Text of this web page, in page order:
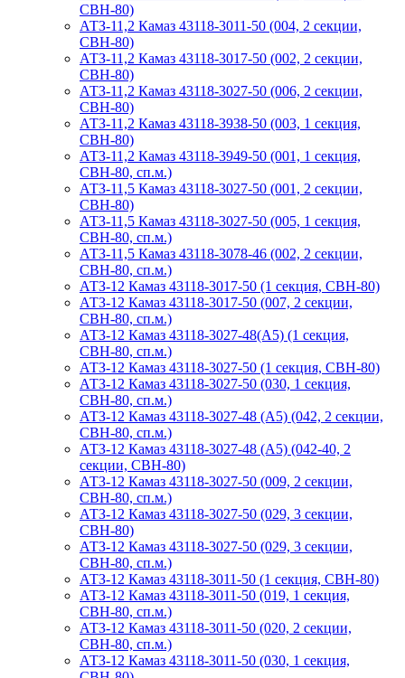
СВН-80)
АТЗ-11,2 Камаз 43118-3011-50 (004, 2 секции,
СВН-80)
АТЗ-11,2 Камаз 43118-3017-50 (002, 2 секции,
СВН-80)
АТЗ-11,2 Камаз 43118-3027-50 (006, 2 секции,
СВН-80)
АТЗ-11,2 Камаз 43118-3938-50 (003, 1 секция,
СВН-80)
АТЗ-11,2 Камаз 43118-3949-50 (001, 1 секция,
СВН-80, сп.м.)
АТЗ-11,5 Камаз 43118-3027-50 (001, 2 секции,
СВН-80)
АТЗ-11,5 Камаз 43118-3027-50 (005, 1 секция,
СВН-80, сп.м.)
АТЗ-11,5 Камаз 43118-3078-46 (002, 2 секции,
СВН-80, сп.м.)
АТЗ-12 Камаз 43118-3017-50 (1 секция, СВН-80)
АТЗ-12 Камаз 43118-3017-50 (007, 2 секции,
СВН-80, сп.м.)
АТЗ-12 Камаз 43118-3027-48(A5) (1 секция,
СВН-80, сп.м.)
АТЗ-12 Камаз 43118-3027-50 (1 секция, СВН-80)
АТЗ-12 Камаз 43118-3027-50 (030, 1 секция,
СВН-80, сп.м.)
АТЗ-12 Камаз 43118-3027-48 (А5) (042, 2 секции,
СВН-80, сп.м.)
АТЗ-12 Камаз 43118-3027-48 (А5) (042-40, 2
секции, СВН-80)
АТЗ-12 Камаз 43118-3027-50 (009, 2 секции,
СВН-80, сп.м.)
АТЗ-12 Камаз 43118-3027-50 (029, 3 секции,
СВН-80)
АТЗ-12 Камаз 43118-3027-50 (029, 3 секции,
СВН-80, сп.м.)
АТЗ-12 Камаз 43118-3011-50 (1 секция, СВН-80)
АТЗ-12 Камаз 43118-3011-50 (019, 1 секция,
СВН-80, сп.м.)
АТЗ-12 Камаз 43118-3011-50 (020, 2 секции,
СВН-80, сп.м.)
АТЗ-12 Камаз 43118-3011-50 (030, 1 секция,